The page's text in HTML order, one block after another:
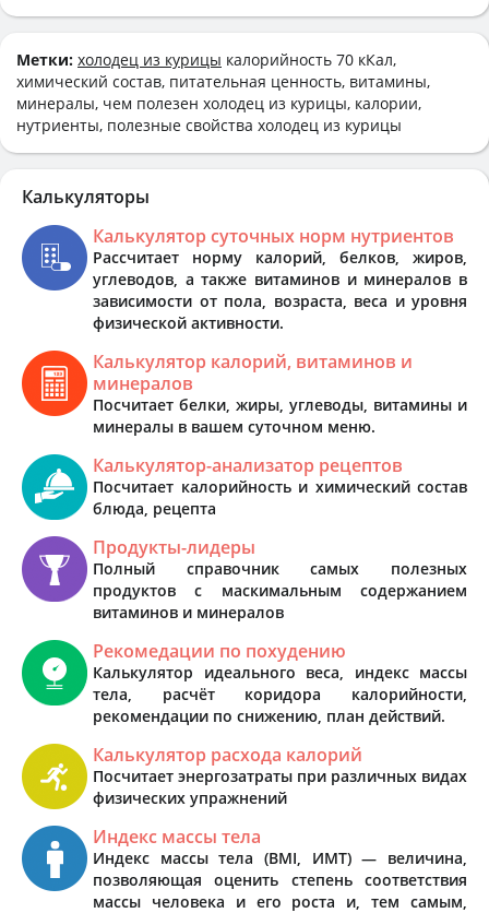
Метки: холодец из курицы калорийность 70 кКал,
химический состав, питательная ценность, витамины,
минералы, чем полезен холодец из курицы, калории,
нутриенты, полезные свойства холодец из курицы
Калькуляторы
Калькулятор суточных норм нутриентов
Рассчитает норму калорий, белков, жиров,
углеводов, а также витаминов и минералов в
зависимости от пола, возраста, веса и уровня
физической активности.
Калькулятор калорий, витаминов и
минералов
Посчитает белки, жиры, углеводы, витамины и
минералы в вашем суточном меню.
Калькулятор-анализатор рецептов
Посчитает калорийность и химический состав
блюда, рецепта
Продукты-лидеры
Полный справочник самых полезных
продуктов с маскимальным содержанием
витаминов и минералов
Рекомедации по похудению
Калькулятор идеального веса, индекс массы
тела, расчёт коридора калорийности,
рекомендации по снижению, план действий.
Калькулятор расхода калорий
Посчитает энергозатраты при различных видах
физических упражнений
Индекс массы тела
Индекс массы тела (BMI, ИМТ) — величина,
позволяющая оценить степень соответствия
массы человека и его роста и, тем самым,